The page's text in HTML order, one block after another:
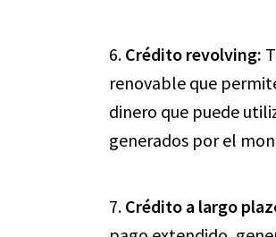
6. Crédito revolving:
renovable que
dinero que puede
generados por el
7. Crédito a largo